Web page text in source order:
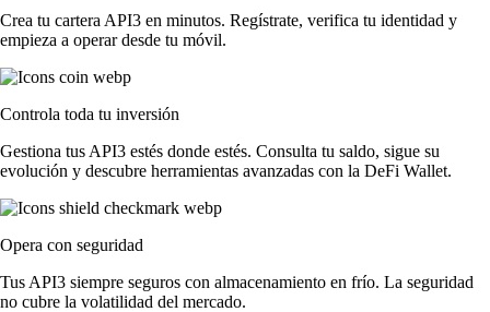
Crea tu cartera API3 en minutos. Regístrate, verifica tu identidad y
empieza a operar desde tu móvil.
Controla toda tu inversión
Gestiona tus API3 estés donde estés. Consulta tu saldo, sigue su
evolución y descubre herramientas avanzadas con la DeFi Wallet.
Opera con seguridad
Tus API3 siempre seguros con almacenamiento en frío. La seguridad
no cubre la volatilidad del mercado.